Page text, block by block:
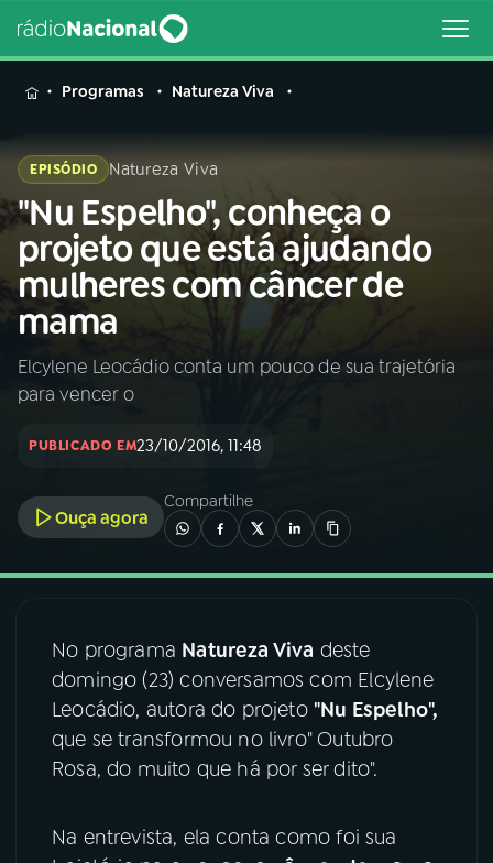
MENU
Buscar
na
Rádio
Nacional
Buscar
AO VIVO
01 INÍCIO
PROGRAMAÇÃO
05PODCASTS
06 VIDEOCASTS
07ÚLTIMAS
Programas Natureza Viva
EPISÓDIO Natureza Viva
"Nu Espelho", conheça o
projeto que está ajudando
mulheres com câncer de
mama
Elcylene Leocádio conta um pouco de sua trajetória
para vencer o
PUBLICADO EM23/10/2016, 11:48
Ouça agora
Compartilhe
No programa Natureza Viva deste
domingo (23) conversamos com Elcylene
Leocádio, autora do projeto "Nu Espelho",
que se transformou no livro" Outubro
Rosa, do muito que há por ser dito".
Na entrevista, ela conta como foi sua